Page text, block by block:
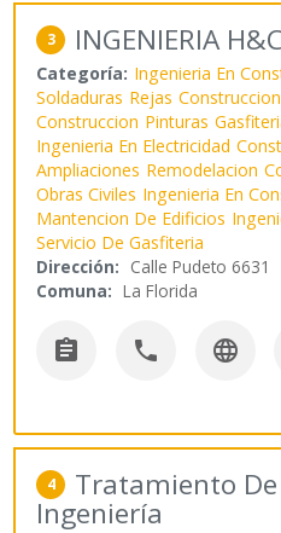
3 INGENIERIA H&C
Categoría: Ingenieria En
Soldaduras Rejas
Construccion Pinturas
Ingenieria En Electricidad
Ampliaciones Remodelacion
Obras Civiles Ingenieria En
Mantencion De Edificios
Servicio De Gasfiteria
Dirección: Calle Pudeto 6631
Comuna: La Florida
  
4 Tratamiento De
Ingeniería